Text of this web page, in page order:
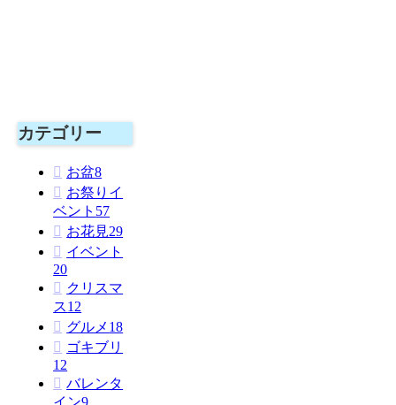
カテゴリー
お盆8
お祭りイ
ベント 57
お花見29
イベント
20
クリスマ
ス12
グルメ 18
ゴキブリ
12
バレンタ
イン9